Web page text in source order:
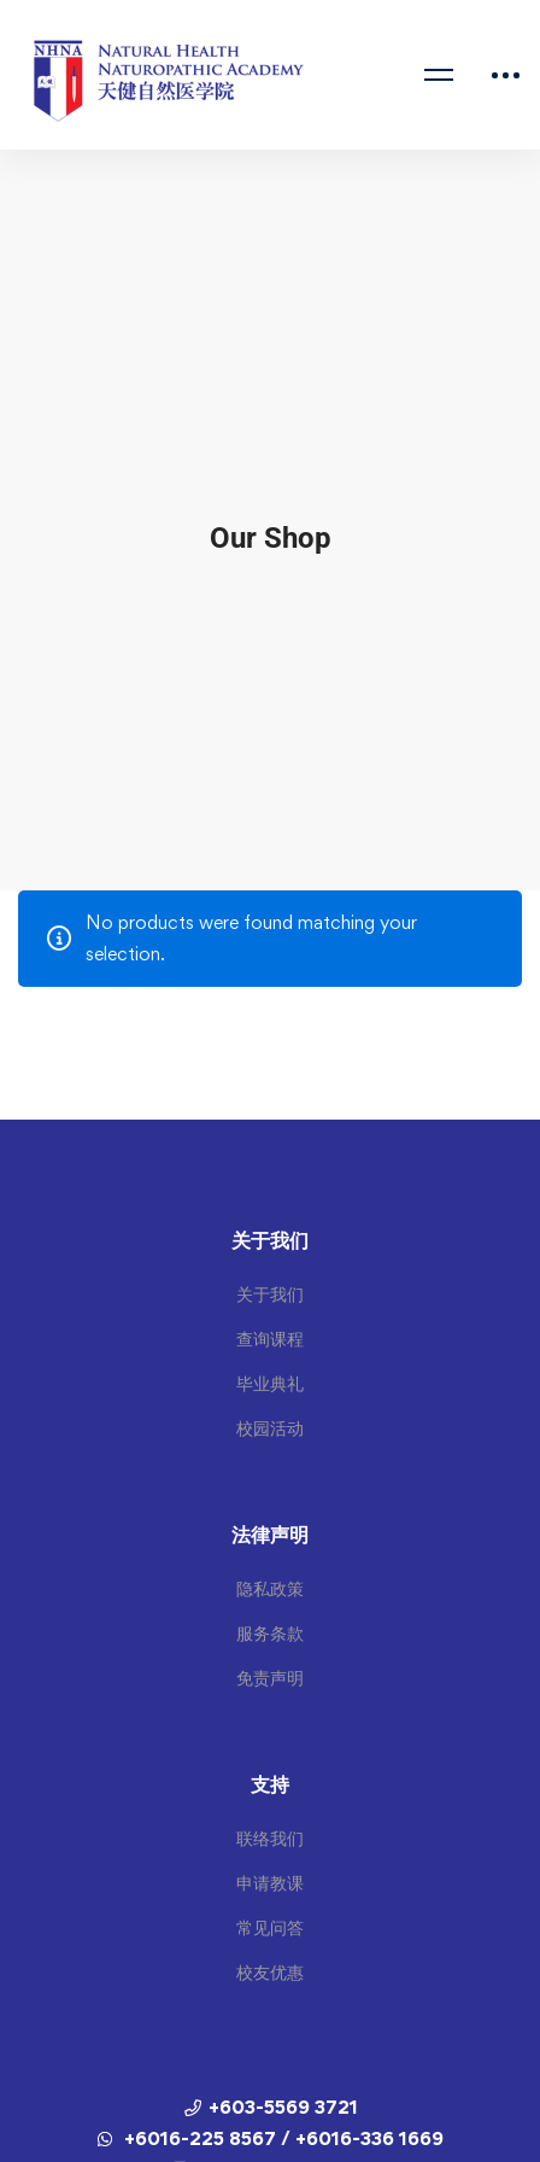
Our Shop
No products were found matching your
selection.
关于我们
关于我们
查询课程
毕业典礼
校园活动
法律声明
隐私政策
服务条款
免责声明
支持
联络我们
申请教课
常见问答
校友优惠
+603-5569 3721
+6016-225 8567 / +6016-336 1669